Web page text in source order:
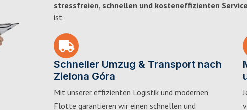
stressfreien, schnellen und kosteneffizienten Service
ist.
Schneller Umzug & Transport nach
Zielona Góra
Mit unserer effizienten Logistik und modernen
Flotte garantieren wir einen schnellen und